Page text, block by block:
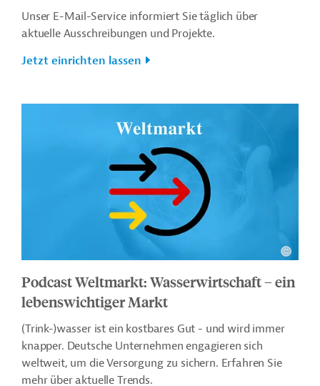
Unser E-Mail-Service informiert Sie täglich über
aktuelle Ausschreibungen und Projekte.
Jetzt einrichten lassen
Podcast Weltmarkt: Wasserwirtschaft – ein
lebenswichtiger Markt
(Trink-)wasser ist ein kostbares Gut - und wird immer
knapper. Deutsche Unternehmen engagieren sich
weltweit, um die Versorgung zu sichern. Erfahren Sie
mehr über aktuelle Trends.